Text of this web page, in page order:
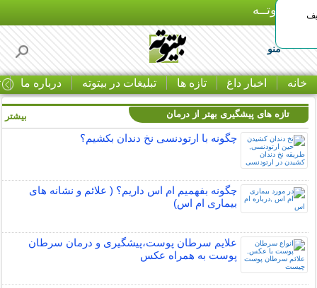
بـیتوتــه
منو
خانه اخبار داغ تازه ها تبلیغات در بیتوته درباره ما
تازه های پیشگیری بهتر از درمان
چگونه با ارتودنسی نخ دندان بکشیم؟
چگونه بفهمیم ام اس داریم؟ ( علائم و نشانه های
بیماری ام اس)
علایم سرطان پوست،پیشگیری و درمان سرطان
پوست به همراه عکس
بیشتر